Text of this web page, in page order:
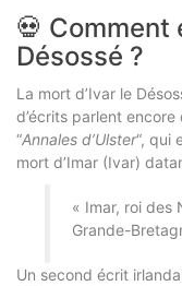
💀 Comment
Désossé ?
La mort d’Ivar le
d’écrits parlent encore
“Annales d’Ulster“, qui
mort d’Imar (Ivar)
« Imar, roi des
Grande-
Un second écrit